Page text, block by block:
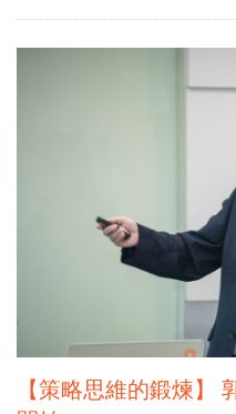
【策略思維的鍛煉】